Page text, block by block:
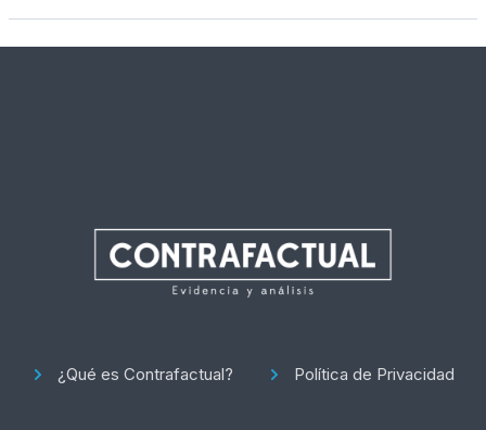
¿Qué es Contrafactual? Política de Privacidad